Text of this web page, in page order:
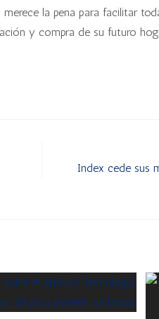
la pena para facilitar
y compra de su futuro
Index cede sus